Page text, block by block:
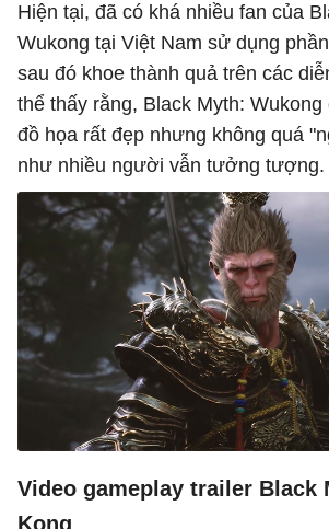
Hiện tại, đã có khá nhiều fan của
Wukong tại Việt Nam sử dụng
sau đó khoe thành quả trên các
thể thấy rằng, Black Myth:
đồ họa rất đẹp nhưng không quá
như nhiều người vẫn tưởng tượng.
Video gameplay trailer Black
Kong